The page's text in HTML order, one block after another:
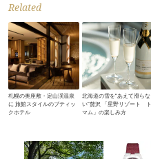
Related
札幌の奥座敷・定山渓温泉
に 旅館スタイルのブティッ
クホテル
北海道の雪を“あえて滑らな
い”贅沢 「星野リゾート ト
マム」の楽しみ方